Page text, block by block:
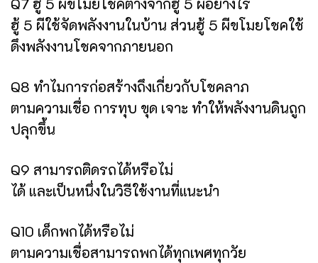
ฮู้ 5 ผีใช้จัดพลังงานในบ้าน ส่วนฮู้ 5 ผีขโมยโชคใช้
ดึงพลังงานโชคจากภายนอก
Q8 ทำไมการก่อสร้างถึงเกี่ยวกับโชคลาภ
ตามความเชื่อ การทุบ ขุด เจาะ ทำให้พลังงานดินถูก
ปลุกขึ้น
Q9 สามารถติดรถได้หรือไม่
ได้ และเป็นหนึ่งในวิธีใช้งานที่แนะนำ
Q10 เด็กพกได้หรือไม่
ตามความเชื่อสามารถพกได้ทุกเพศทุกวัย